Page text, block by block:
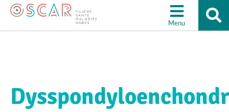
Aller à la recherche Menu